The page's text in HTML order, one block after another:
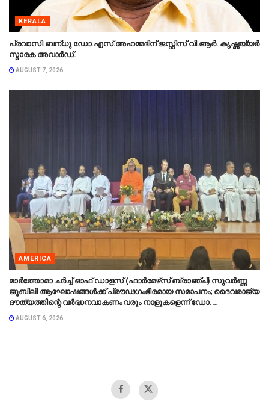
KERALA
പ്രവാസി ബന്‌ധു ഡോ.എസ്.അഹമ്മദിന് ജസ്റ്റിസ് വി.ആർ. കൃഷ്ണയ്യർ
സ്മാരക അവാർഡ്.
AUGUST 7, 2026
AMERICA
മാർത്തോമാ ചർച്ച് ഓഫ് ഡാളസ് (ഫാർമേഴ്‌സ് ബ്രാഞ്ച്) സുവർണ്ണ
ജൂബിലി ആഘോഷങ്ങൾക്ക് പ്രൗഢഗംഭീരമായ സമാപനം; ദൈവരാജ്യ
ദൗത്യത്തിന്റെ വർദ്ധനവാകണം വരും നാളുകളെന്ന് ഡോ.
AUGUST 6, 2026